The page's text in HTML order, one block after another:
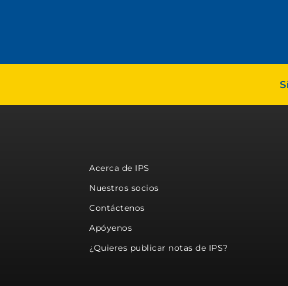
Acerca de IPS
Nuestros socios
Contáctenos
Apóyenos
¿Quieres publicar notas de IPS?